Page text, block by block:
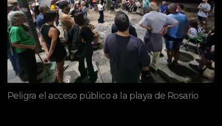
Peligra el acceso público a la playa de Rosario